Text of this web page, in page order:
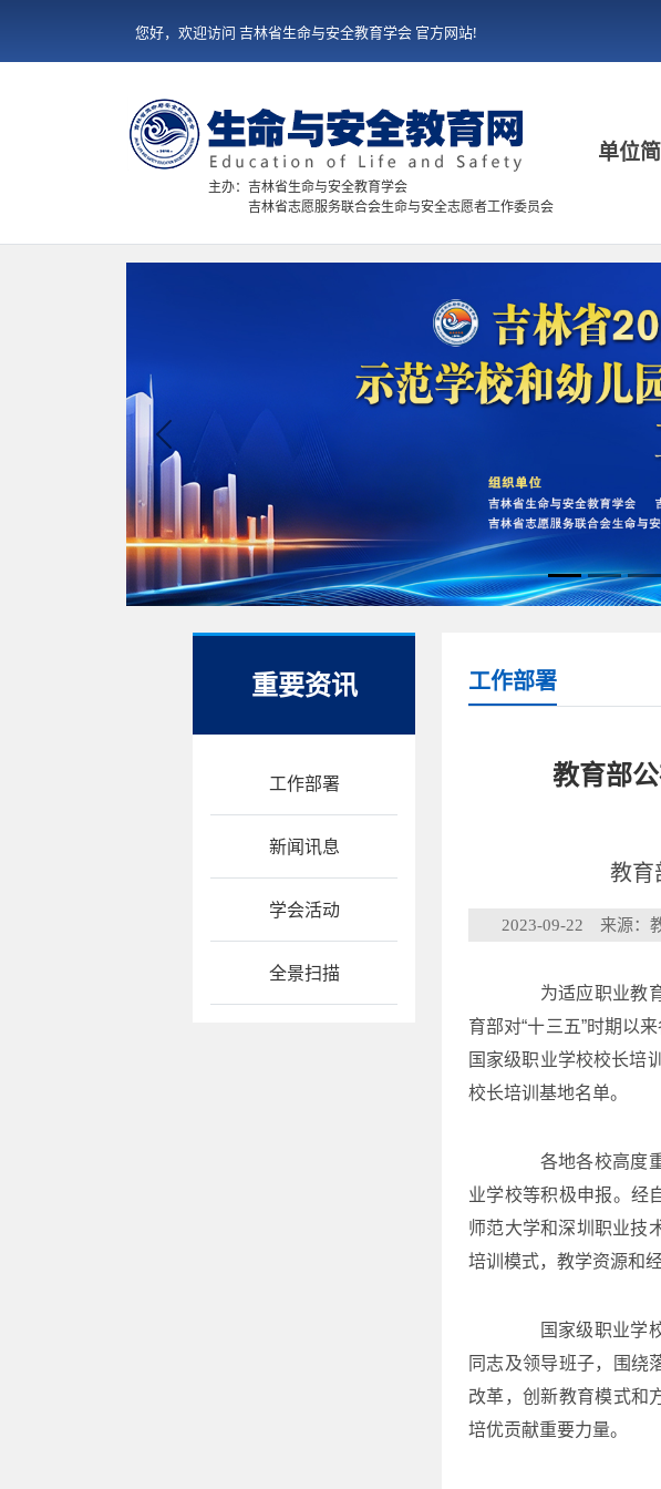
您好，欢迎访问 吉林省生命与安全教育学会 官方网站!
主办：吉林省生命与安全教育学会
吉林省志愿服务联合会生命与安全志愿者工作委员会
单位
Previous
重要资讯
工作部署
新闻讯息
学会活动
全景扫描
工作部署
教育部
教育
2023-09-22 来源：
为适应职业教育
育部对“十三五”时期以
国家级职业学校校长培
校长培训基地名单。
各地各校高度重
业学校等积极申报。经
师范大学和深圳职业技
培训模式，教学资源和
国家级职业学校
同志及领导班子，围绕
改革，创新教育模式和
培优贡献重要力量。